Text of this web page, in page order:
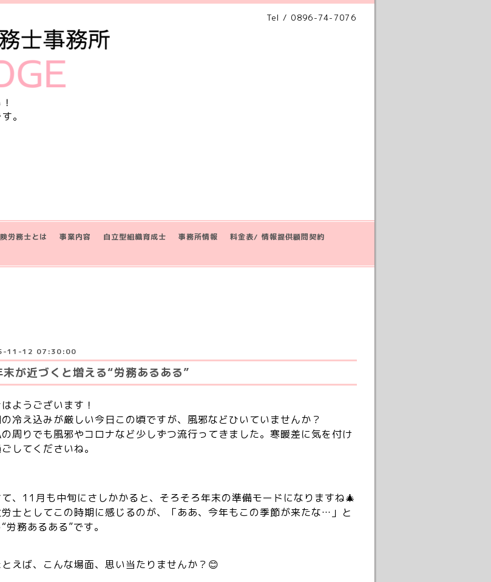
Tel / 0896-74-7076
。
労務士とは 事業内容 自立型組織育成士 事務所情報
料金表/ 情報提供顧問契約
11-12 07:30:00
末が近づくと増える“労務あるある”
ようございます！
冷え込みが厳しい今日この頃ですが、風邪などひいていませんか？
周りでも風邪やコロナなど少しずつ流行ってきました。寒暖差に気を付け
してくださいね。
、11月も中旬にさしかかると、そろそろ年末の準備モードになりますね🎄
士としてこの時期に感じるのが、「ああ、今年もこの季節が来たな…」と
労務あるある”です。
えば、こんな場面、思い当たりませんか？😊